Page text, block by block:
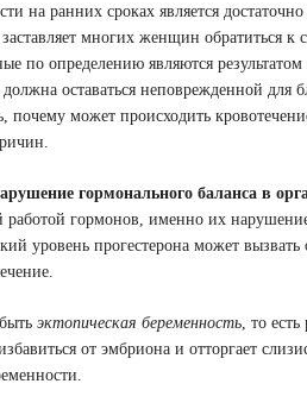
на ранних сроках является
многих женщин обратиться к
по определению являются
оставаться неповрежденной для
почему может происходить
гормонального баланса в
работой гормонов, именно их
уровень прогестерона может вызвать
эктопическая беременность, то
от эмбриона и отторгает